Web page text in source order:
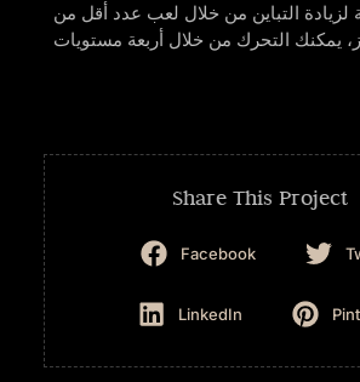
لزيادة التباين من خلال لعب عدد أقل من
Share This Project
Facebook
LinkedIn